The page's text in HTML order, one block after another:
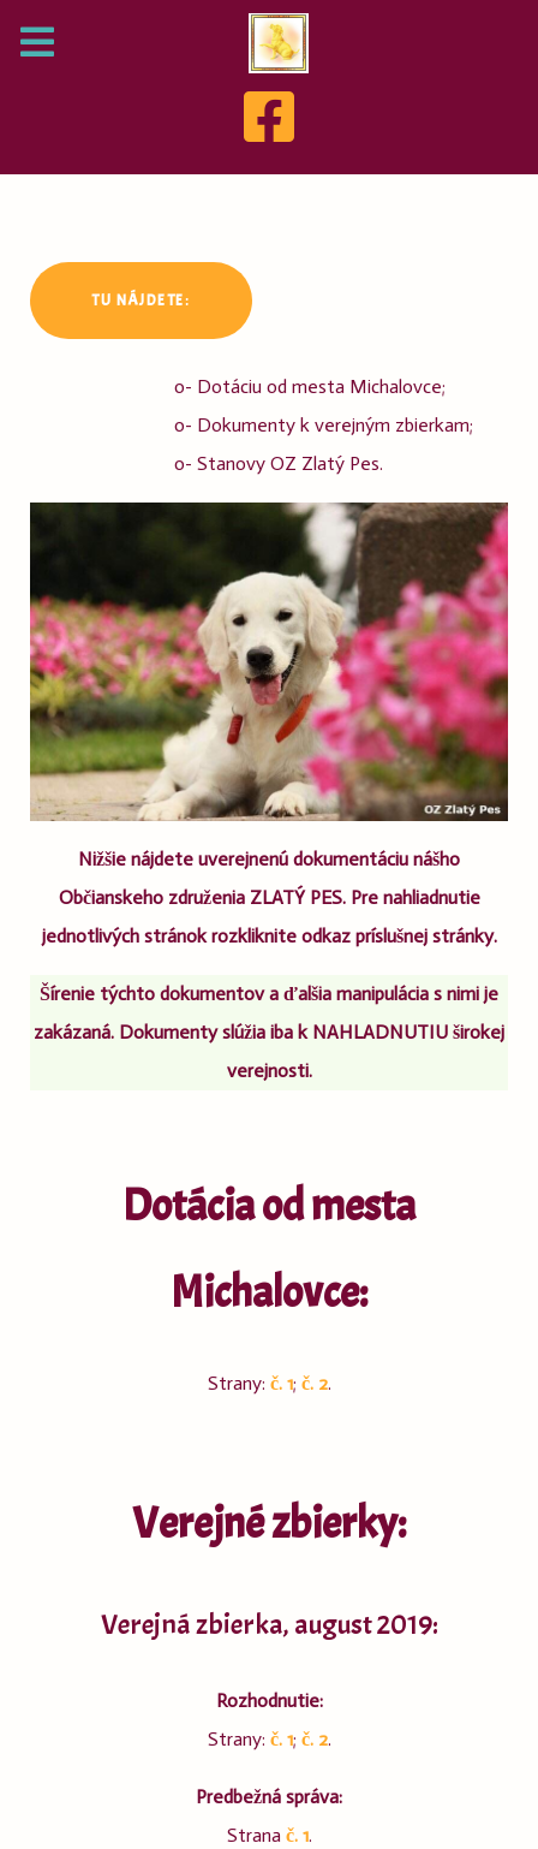
TU NÁJDETE:
o- Dotáciu od mesta Michalovce;
o- Dokumenty k verejným zbierkam;
o- Stanovy OZ Zlatý Pes.
Nižšie nájdete uverejnenú dokumentáciu nášho
Občianskeho združenia ZLATÝ PES. Pre nahliadnutie
jednotlivých stránok rozkliknite odkaz príslušnej stránky.
Šírenie týchto dokumentov a ďalšia manipulácia s nimi je
zakázaná. Dokumenty slúžia iba k NAHLADNUTIU širokej
verejnosti.
Dotácia od mesta
Michalovce:
Strany: č. 1; č. 2.
Verejné zbierky:
Verejná zbierka, august 2019:
Rozhodnutie:
Strany: č. 1; č. 2.
Predbežná správa:
Strana č. 1.